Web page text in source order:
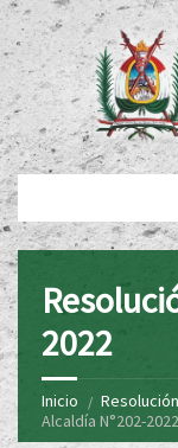
2022
Inicio
Alcaldía N°202-2022